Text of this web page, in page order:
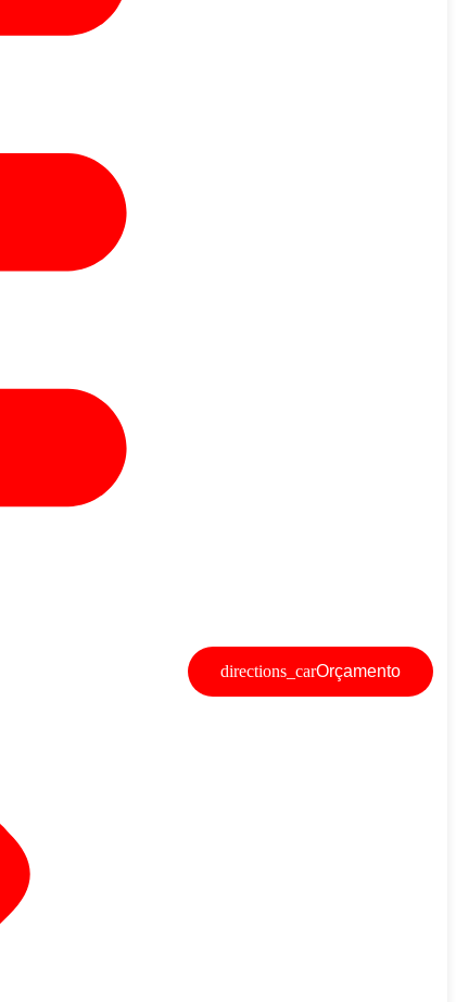
Orçamento